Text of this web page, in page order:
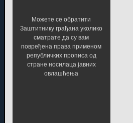
Можете се обратити
Заштитнику грађана уколико
сматрате да су вам
повређена права применом
републичких прописа од
стране носилаца јавних
овлашћења